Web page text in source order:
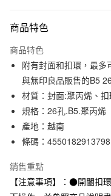
信用卡一次付款
信用卡分期付款
3 期 0 利率 每期
合作金庫商業銀行
華南商業銀行
上海商業儲蓄銀行
臺灣中小企業銀行
匯豐（台灣）商業銀行
聯邦商業銀行
元大商業銀行
超商取貨付款
LINE Pay
Apple Pay
街口支付
悠遊付
商品特色
商品特色
附有封面和扣環，最
與無印良品販售的B5
材質：封面:聚丙烯、
規格：26孔.B5.聚丙烯
產地：越南
條碼：4550182913798
銷售重點
【注意事項】：●開闔扣